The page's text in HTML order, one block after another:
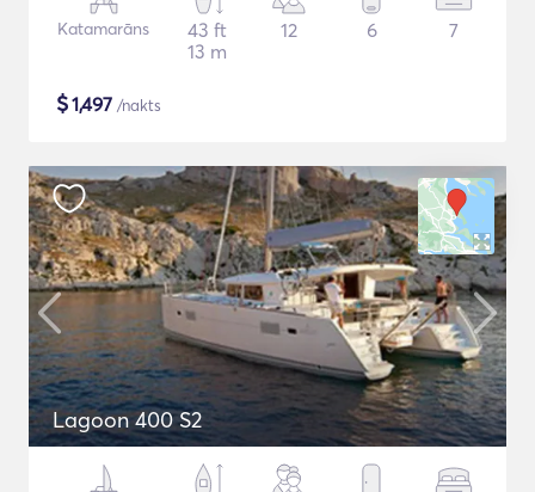
Katamarāns
43 ft
13 m
12 6 7
$1,497 /nakts
Lagoon 400 S2